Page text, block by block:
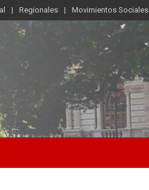
Regionales Movimientos Sociales